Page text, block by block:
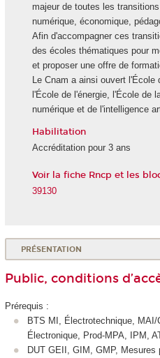
majeur de toutes les
numérique, économique,
Afin d'accompagner ces
des écoles thématiques pour
et proposer une offre de
Le Cnam a ainsi ouvert l'École
l'École de l'énergie, l'École de
numérique et de l'intelligence
Habilitation
Accréditation pour 3 ans
Voir la fiche Rncp et les
39130
PRÉSENTATION
Public, conditions
Prérequis :
BTS MI, Électrotechnique, MAI/
Électronique, Prod-MPA, IPM,
DUT GEII, GIM, GMP, Mesures